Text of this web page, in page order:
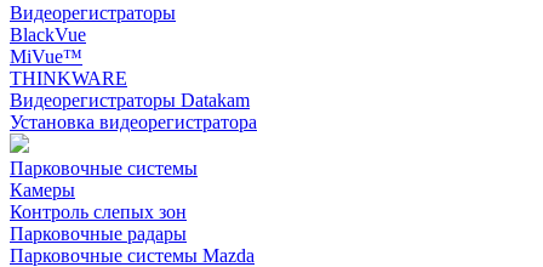
Видеорегистраторы
BlackVue
MiVue™
THINKWARE
Видеорегистраторы Datakam
Установка видеорегистратора
Парковочные системы
Камеры
Контроль слепых зон
Парковочные радары
Парковочные системы Mazda